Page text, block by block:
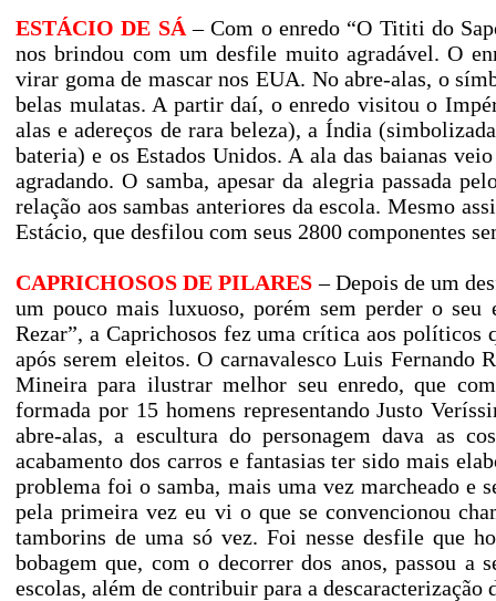
ESTÁCIO DE SÁ– Com o enredo “O Tititi do
nos brindou com um desfile muito agradável. O
virar goma de mascar nos EUA. No abre-alas, o
belas mulatas. A partir daí, o enredo visitou o
alas e adereços de rara beleza), a Índia
bateria) e os Estados Unidos. A ala das baianas
agradando. O samba, apesar da alegria passada
relação aos sambas anteriores da escola. Mesmo
Estácio, que desfilou com seus 2800 componentes
CAPRICHOSOS DE PILARES – Depois de um
um pouco mais luxuoso, porém sem perder o
Rezar”, a Caprichosos fez uma crítica aos políticos
após serem eleitos. O carnavalesco Luis
Mineira para ilustrar melhor seu enredo, que
formada por 15 homens representando Justo
abre-alas, a escultura do personagem dava as
acabamento dos carros e fantasias ter sido mais
problema foi o samba, mais uma vez marcheado e
pela primeira vez eu vi o que se convencionou
tamborins de uma só vez. Foi nesse desfile que
bobagem que, com o decorrer dos anos, passou
escolas, além de contribuir para a descaracterização